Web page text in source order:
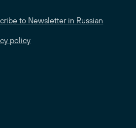
to Newsletter in Russian
policy